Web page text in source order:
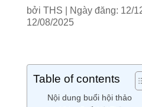
bởi THS
Ngày đăng: 12/
12/08/2025
Table of contents
Nội dung buổi hội thảo